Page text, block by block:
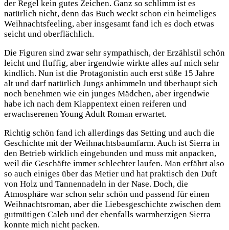
der Regel kein gutes Zeichen. Ganz so schlimm ist es
natürlich nicht, denn das Buch weckt schon ein heimeliges
Weihnachtsfeeling, aber insgesamt fand ich es doch etwas
seicht und oberflächlich.
Die Figuren sind zwar sehr sympathisch, der Erzählstil schön
leicht und fluffig, aber irgendwie wirkte alles auf mich sehr
kindlich. Nun ist die Protagonistin auch erst süße 15 Jahre
alt und darf natürlich Jungs anhimmeln und überhaupt sich
noch benehmen wie ein junges Mädchen, aber irgendwie
habe ich nach dem Klappentext einen reiferen und
erwachserenen Young Adult Roman erwartet.
Richtig schön fand ich allerdings das Setting und auch die
Geschichte mit der Weihnachtsbaumfarm. Auch ist Sierra in
den Betrieb wirklich eingebunden und muss mit anpacken,
weil die Geschäfte immer schlechter laufen. Man erfährt also
so auch einiges über das Metier und hat praktisch den Duft
von Holz und Tannennadeln in der Nase. Doch, die
Atmosphäre war schon sehr schön und passend für einen
Weihnachtsroman, aber die Liebesgeschichte zwischen dem
gutmütigen Caleb und der ebenfalls warmherzigen Sierra
konnte mich nicht packen.